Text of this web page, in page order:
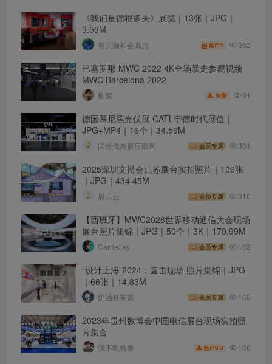
《我们是德根多夫》展览｜13张｜JPG｜
9.59M
有头脑和会高兴 酷币2 352
巴塞罗那 MWC 2022 4K全场暴走参观视频
MWC Barcelona 2022
柳絮 免费 91
德国慕尼黑光伏展 CATL宁德时代展位｜
JPG+MP4｜16个｜34.56M
国外优秀展厅案例 会员专属 381
2025深圳文博会江苏展台实拍照片｜106张
｜JPG｜434.45M
展示云 会员专属 310
【西班牙】MWC2026世界移动通信大会现场
展台照片集锦｜JPG｜50个｜3K｜170.99M
CarrieJay 会员专属 162
“设计上海”2024：直击现场 照片集锦｜JPG
｜66张｜14.83M
奶油舒芙蕾 会员专属 165
2023年贵州数博会中国电信展台现场实拍照
片集合
我不吃晚餐 酷币9.9 166